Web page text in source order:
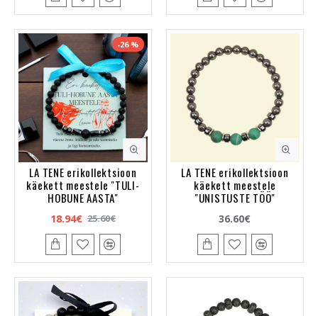
-26 %
LA TENE erikollektsioon
käekett meestele "TULI-
HOBUNE AASTA"
18.94€ 25.60€
LA TENE erikollektsioon
käekett meestele
"UNISTUSTE TÖÖ"
36.60€